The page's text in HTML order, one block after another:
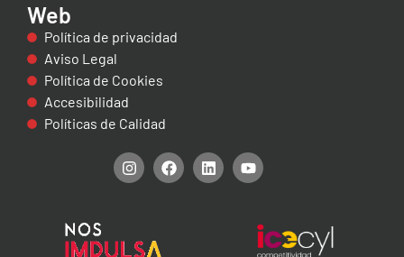
Web
Política de privacidad
Aviso Legal
Política de Cookies
Accesibilidad
Políticas de Calidad